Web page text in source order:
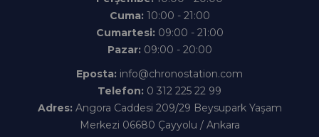
Cuma: 10:00 - 21:00
Cumartesi: 09:00 - 21:00
Pazar: 09:00 - 20:00
Eposta: info@chronostation.com
Telefon: 0 312 225 22 99
Adres: Angora Caddesi 209/29 Beysupark Yaşam
Merkezi 06680 Çayyolu / Ankara